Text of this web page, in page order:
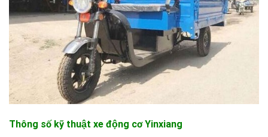
Thông số kỹ thuật xe động cơYinxiang